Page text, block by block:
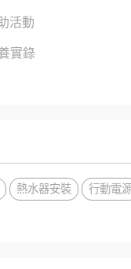
活動
實錄
熱水器安裝 行動電